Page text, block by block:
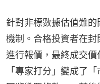
針對非標數據估值難的
機制。合格投資者在
進行報價，最終成交
「專家打分」變成了